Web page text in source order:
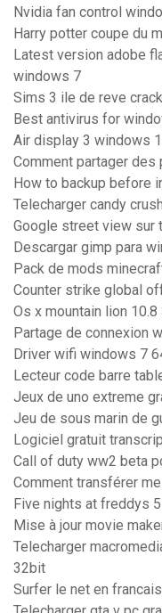
Nvidia fan control
Harry potter coupe du
Latest version adobe
windows 7
Sims 3 ile de reve
Best antivirus for
Air display 3 windows
Comment partager
How to backup before
Telecharger candy
Google street view sur
Descargar gimp para
Pack de mods
Counter strike global
Os x mountain lion 10.8
Partage de connexion
Driver wifi windows 7
Lecteur code barre
Jeux de uno extreme
Jeu de sous marin de
Logiciel gratuit
Call of duty ww2 beta
Comment transférer
Five nights at freddys
Mise à jour movie
Telecharger
32bit
Surfer le net en francais